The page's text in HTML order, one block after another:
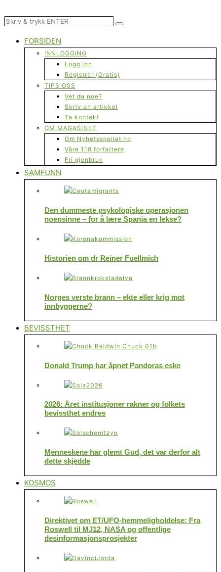
FORSIDEN
INNLOGGING
Logg inn
Registrer (Gratis)
TIPS OSS
Vet du noe?
Skriv en artikkel
Ta kontakt
OM MAGASINET
Om Nyhetsspeilet.no
Våre 118 forfattere
Fri gjenbruk
SAMFUNN
Den dummeste psykologiske operasjonen
noensinne – for å lære Spania en lekse?
Historien om dr Reiner Fuellmich
Norges verste brann – ekte eller krig mot
innbyggerne?
BEVISSTHET
Donald Trump har åpnet Pandoras eske
2026: Året institusjoner rakner og folkets
bevissthet endres
Menneskene har glemt Gud, det var derfor alt
dette skjedde
KOSMOS
Direktivet om ET/UFO-hemmeligholdelse: Fra
Roswell til MJ12, NASA og offentlige
desinformasjonsprosjekter